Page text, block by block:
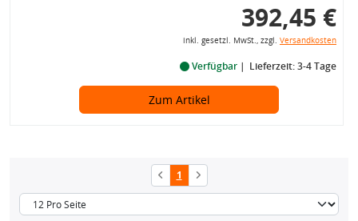
392,45 €
inkl. gesetzl. MwSt., zzgl. Versandkosten
Verfügbar Lieferzeit: 3-4 Tage
Zum Artikel
1